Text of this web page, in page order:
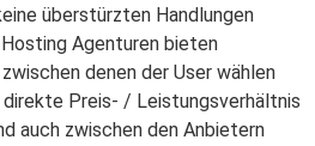
überstürzten Handlungen
Agenturen bieten
denen der User wählen
direkte Preis- / Leistungsverhältnis
auch zwischen den Anbietern